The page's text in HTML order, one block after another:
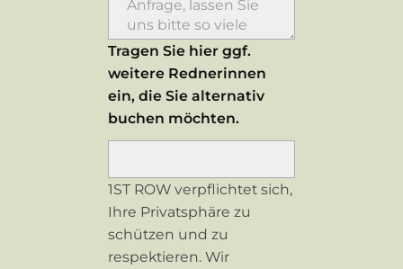
Tragen Sie hier ggf.
weitere Rednerinnen
ein, die Sie alternativ
buchen möchten.
1ST ROW verpflichtet sich,
Ihre Privatsphäre zu
schützen und zu
respektieren. Wir